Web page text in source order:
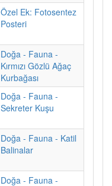
Özel Ek: Fotosentez
Posteri
Doğa - Fauna -
Kırmızı Gözlü Ağaç
Kurbağası
Doğa - Fauna -
Sekreter Kuşu
Doğa - Fauna - Katil
Balinalar
Doğa - Fauna -